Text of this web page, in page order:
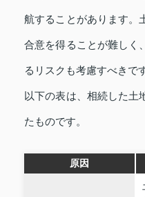
航することがあります。
合意を得ることが難しく
るリスクも考慮すべきで
以下の表は、相続した土
たものです。
原因